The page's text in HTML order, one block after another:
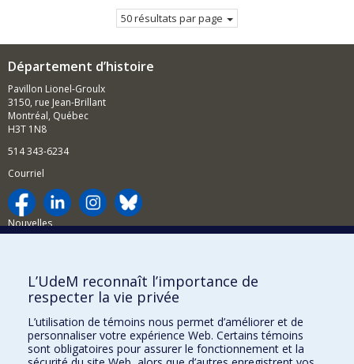
50 résultats par page
Département d’histoire
Pavillon Lionel-Groulx
3150, rue Jean-Brillant
Montréal, Québec
H3T 1N8
514 343-6234
Courriel
Nouvelles
Comment soutenir le Département?
BESOIN D'AIDE?
Plan du site
Signaler une erreur
L’UdeM reconnaît l’importance de
respecter la vie privée
L’utilisation de témoins nous permet d’améliorer et de
personnaliser votre expérience Web. Certains témoins
sont obligatoires pour assurer le fonctionnement et la